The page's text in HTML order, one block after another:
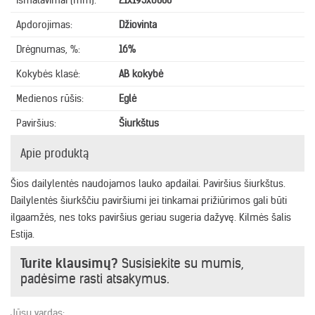
Apdorojimas:
Džiovinta
Drėgnumas, %:
16%
Kokybės klasė:
AB kokybė
Medienos rūšis:
Eglė
Paviršius:
Šiurkštus
Apie produktą
Šios dailylentės naudojamos lauko apdailai. Paviršius šiurkštus.
Dailylentės šiurkščiu paviršiumi jei tinkamai prižiūrimos gali būti
ilgaamžės, nes toks paviršius geriau sugeria dažyvę. Kilmės šalis
Estija.
Turite klausimų? Susisiekite su mumis,
padėsime rasti atsakymus.